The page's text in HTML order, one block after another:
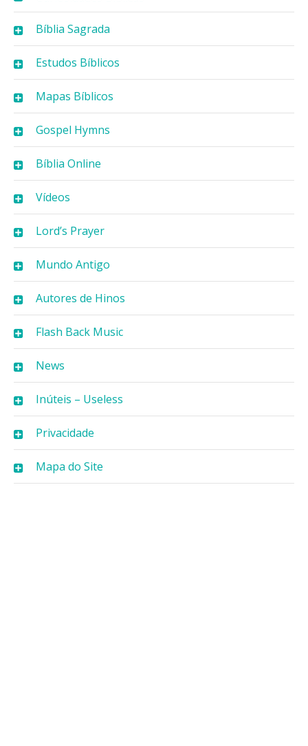
Bíblia Sagrada
Estudos Bíblicos
Mapas Bíblicos
Gospel Hymns
Bíblia Online
Vídeos
Lord’s Prayer
Mundo Antigo
Autores de Hinos
Flash Back Music
News
Inúteis – Useless
Privacidade
Mapa do Site